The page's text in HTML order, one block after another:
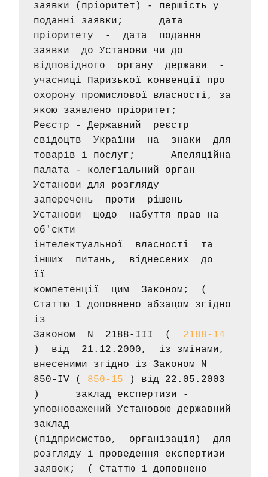
заявки (пріоритет) - першість у
поданні заявки;      дата
пріоритету  -  дата  подання
заявки  до Установи чи до
відповідного  органу  держави  -
учасниці Паризької конвенції про
охорону промислової власності, за
якою заявлено пріоритет;
Реєстр - Державний  реєстр
товарів і послуг;      Апеляційна
палата - колегіальний орган
Установи для розгляду
заперечень  проти  рішень
Установи  щодо  набуття прав на
об'єкти
інтелектуальної  власності  та
інших  питань,  віднесених  до
її
компетенції  цим  Законом;  (
Статтю 1 доповнено абзацом згідно
із
Законом  N  2188-III  ( 2188-14
)  від  21.12.2000,  із змінами,
внесеними згідно із Законом N
850-IV ( 850-15 ) від 22.05.2003
)      заклад експертизи -
уповноважений Установою державний
заклад
(підприємство,  організація)  для
розгляду і проведення експертизи
заявок;  ( Статтю 1 доповнено